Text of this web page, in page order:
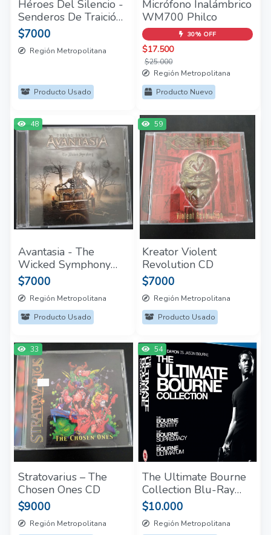
Héroes Del Silencio -
Senderos De Traición
CD Importado
$7000
Región Metropolitana
Producto Usado
Micrófono Inalámbrico
WM700 Philco
30% OFF
$17.500
$25.000
Región Metropolitana
Producto Nuevo
48
Avantasia - The
Wicked Symphony
CD
$7000
Región Metropolitana
Producto Usado
59
Kreator Violent
Revolution CD
$7000
Región Metropolitana
Producto Usado
33
Stratovarius – The
Chosen Ones CD
$9000
Región Metropolitana
54
The Ultimate Bourne
Collection Blu-Ray
UK (Usado)
$10.000
Región Metropolitana